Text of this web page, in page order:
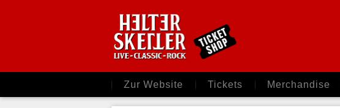
Zur Website Tickets Merchandise